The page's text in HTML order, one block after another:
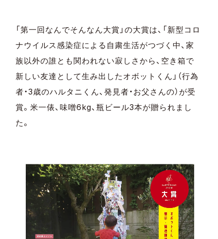
「第一回なんでそんなん大賞」の大賞は、「新型コロ
ナウイルス感染症による自粛生活がつづく中、家
族以外の誰とも関われない寂しさから、空き箱で
新しい友達として生み出したオボットくん」（行為
者・3歳のハルタニくん、発見者・お父さんの）が受
賞。米一俵、味噌6kg、瓶ビール3本が贈られまし
た。